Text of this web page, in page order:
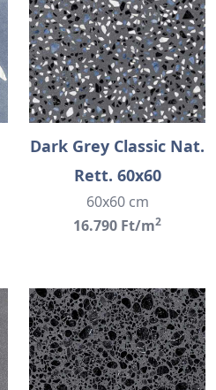
Dark Grey Classic Nat.
Rett. 60x60
60x60 cm
16.790 Ft/m2